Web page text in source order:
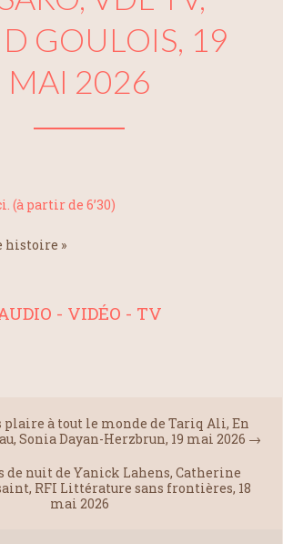
GOULOIS, 19
MAI 2026
(à partir de 6’30)
histoire »
- VIDÉO - TV
plaire à tout le monde de Tariq Ali, En
Sonia Dayan-Herzbrun, 19 mai 2026 →
de nuit de Yanick Lahens, Catherine
RFI Littérature sans frontières, 18
mai 2026